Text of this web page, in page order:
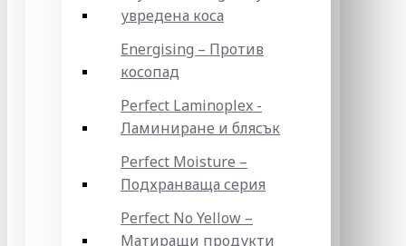
увредена коса
Energising – Против
косопад
Perfect Laminoplex -
Ламиниране и блясък
Perfect Moisture –
Подхранваща серия
Perfect No Yellow –
Матиращи продукти